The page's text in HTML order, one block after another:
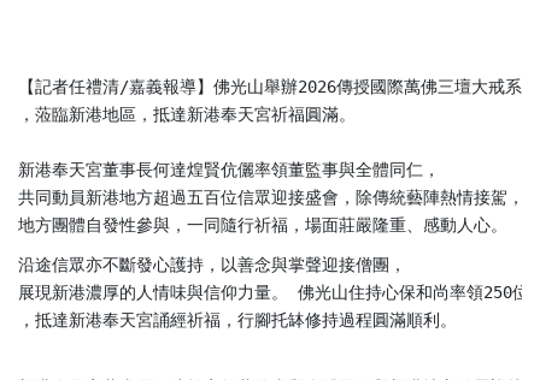
【記者任禮清/嘉義報導】佛光山舉辦2026傳授國際萬佛三壇大戒系
，蒞臨新港地區，抵達新港奉天宮祈福圓滿。
新港奉天宮董事長何達煌賢伉儷率領董監事與全體同仁，
共同動員新港地方超過五百位信眾迎接盛會，除傳統藝陣熱情接駕，
地方團體自發性參與，一同隨行祈福，場面莊嚴隆重、感動人心。
沿途信眾亦不斷發心護持，以善念與掌聲迎接僧團，
展現新港濃厚的人情味與信仰力量。 佛光山住持心保和尚率領250位
，抵達新港奉天宮誦經祈福，行腳托缽修持過程圓滿順利。